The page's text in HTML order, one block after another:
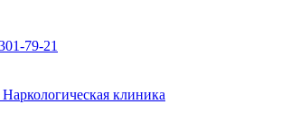
79-21
Наркологическая клиника